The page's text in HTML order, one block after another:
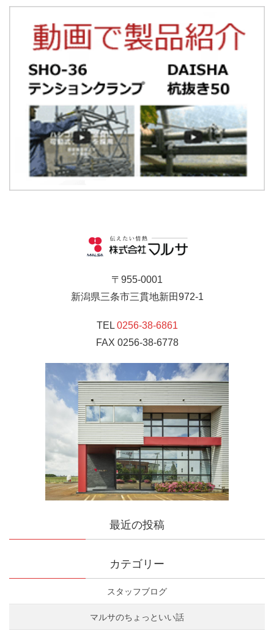
〒955-0001
新潟県三条市三貫地新田972-1
TEL 0256-38-6861
FAX 0256-38-6778
最近の投稿
カテゴリー
スタッフブログ
マルサのちょっといい話